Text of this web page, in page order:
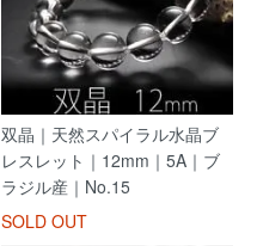
双晶｜天然スパイラル水晶ブ
レスレット｜12mm｜5A｜ブ
ラジル産｜No.15
SOLD OUT